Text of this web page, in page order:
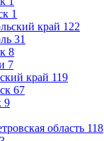
1
край 122
31
8
7
край 119
67
9
область 118